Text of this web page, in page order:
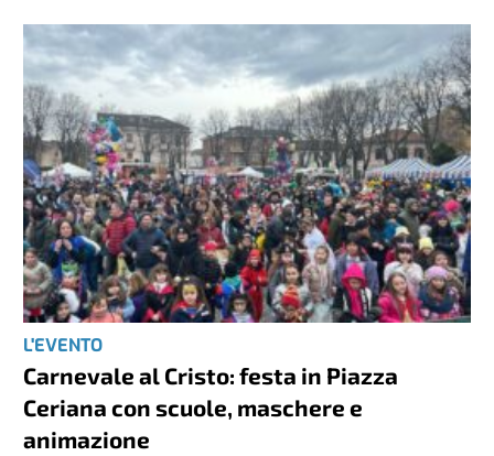
L'EVENTO
Carnevale al Cristo: festa in Piazza
Ceriana con scuole, maschere e
animazione